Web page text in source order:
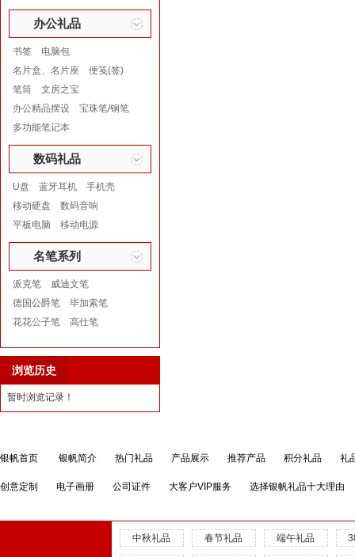
办公礼品
书签
电脑包
名片盒、名片座
便笺(签)
笔筒
文房之宝
办公精品摆设
宝珠笔/钢笔
多功能笔记本
数码礼品
U盘 蓝牙耳机
手机壳
移动硬盘
数码音响
平板电脑
移动电源
名笔系列
派克笔
威迪文笔
德国公爵笔
毕加索笔
花花公子笔
高仕笔
浏览历史
暂时浏览记录！
银帆首页 银帆简介 热门礼品 产品展示 推荐产品 积分礼品 礼
创意定制 电子画册 公司证件 大客户VIP服务 选择银帆礼品十大理由
中秋礼品 春节礼品 端午礼品